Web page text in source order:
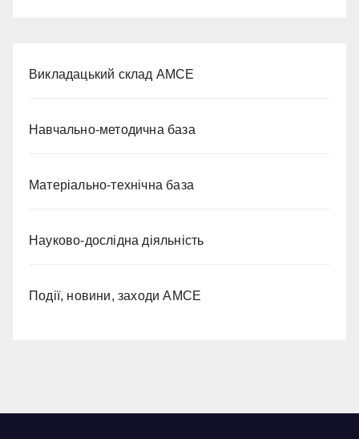
Викладацький склад АМСЕ
Навчально-методична база
Матеріально-технічна база
Науково-дослідна діяльність
Події, новини, заходи АМСЕ